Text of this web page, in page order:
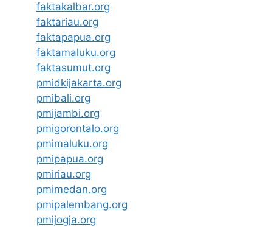
faktakalbar.org
faktariau.org
faktapapua.org
faktamaluku.org
faktasumut.org
pmidkijakarta.org
pmibali.org
pmijambi.org
pmigorontalo.org
pmimaluku.org
pmipapua.org
pmiriau.org
pmimedan.org
pmipalembang.org
pmijogja.org